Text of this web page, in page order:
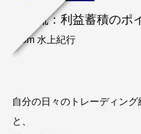
水上流：利益蓄積のポ
From 水上紀行
自分の日々のトレーディン
と、